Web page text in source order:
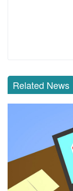
Related News